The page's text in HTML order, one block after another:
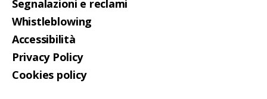
Segnalazioni e reclami
Whistleblowing
Accessibilità
Privacy Policy
Cookies policy